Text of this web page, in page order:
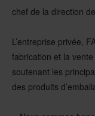
chef de la direction
L’entreprise privée,
fabrication et la
soutenant les
des produits